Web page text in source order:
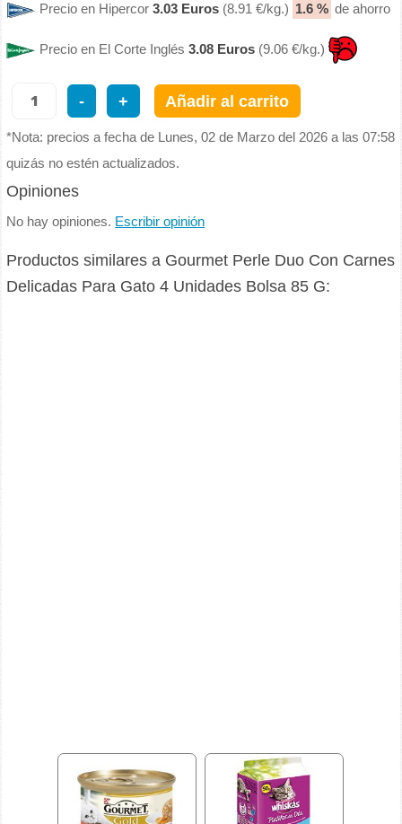
Precio en Hipercor3.03 Euros (8.91 €/kg.) 1.6 % de ahorro
Precio en El Corte Inglés3.08 Euros (9.06 €/kg.)
- + Añadir al carrito
*Nota: precios a fecha de Lunes, 02 de Marzo del 2026 a las 07:58
quizás no estén actualizados.
Opiniones
No hay opiniones. Escribir opinión
Productos similares a Gourmet Perle Duo Con Carnes
Delicadas Para Gato 4 Unidades Bolsa 85 G: